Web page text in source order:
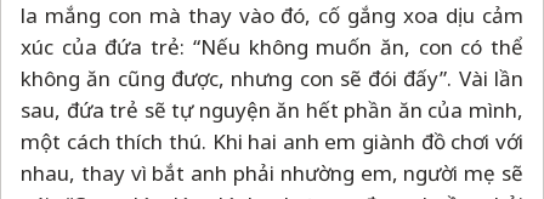
la mắng con mà thay vào đó, cố gắng xoa dịu cảm
xúc của đứa trẻ: “Nếu không muốn ăn, con có thể
không ăn cũng được, nhưng con sẽ đói đấy”. Vài lần
sau, đứa trẻ sẽ tự nguyện ăn hết phần ăn của mình,
một cách thích thú. Khi hai anh em giành đồ chơi với
nhau, thay vì bắt anh phải nhường em, người mẹ sẽ